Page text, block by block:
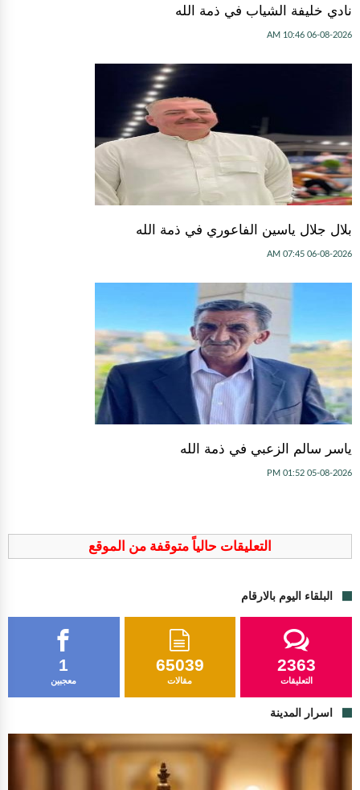
نادي خليفة الشياب في ذمة الله
06-08-2026 10:46 AM
بلال جلال ياسين الفاعوري في ذمة الله
06-08-2026 07:45 AM
ياسر سالم الزعبي في ذمة الله
05-08-2026 01:52 PM
التعليقات حالياً متوقفة من الموقع
البلقاء اليوم بالارقام
1
معجبين
65039
مقالات
2363
التعليقات
اسرار المدينة